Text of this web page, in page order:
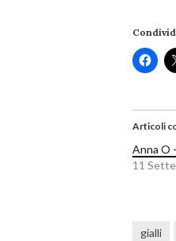
Articoli
Anna O
11
gialli